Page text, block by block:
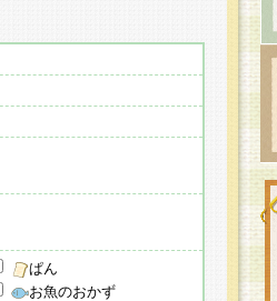
ぱん
お魚のおかず